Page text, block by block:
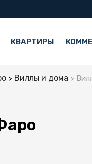
КВАРТИРЫ
Виллы и дома Виллы